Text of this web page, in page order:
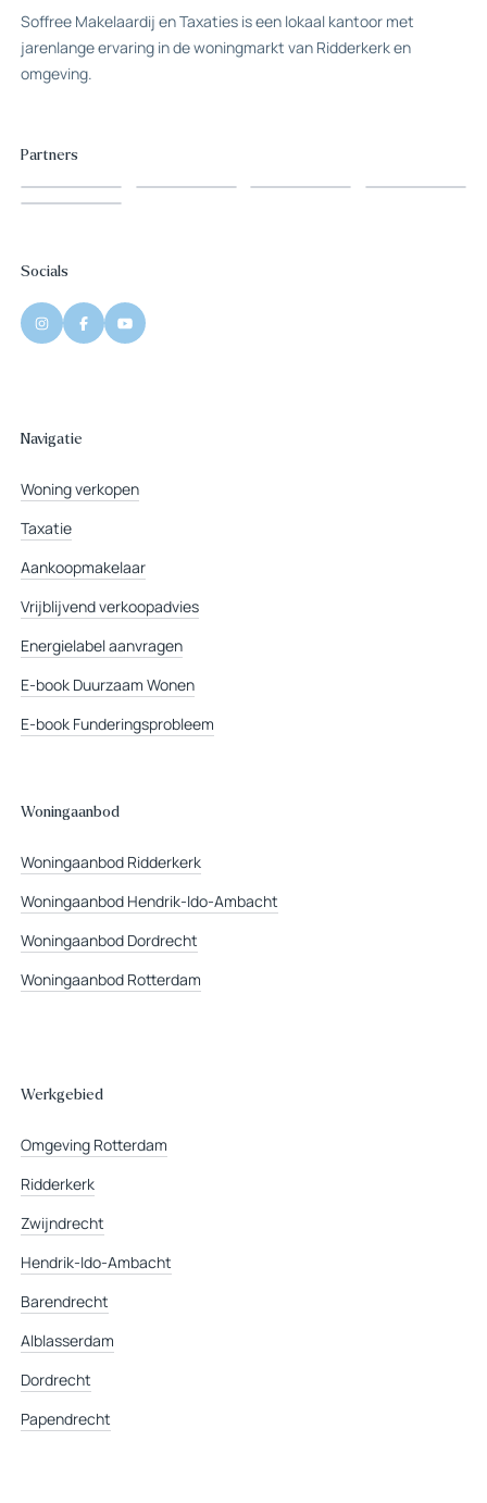
Soffree Makelaardij en Taxaties is een lokaal kantoor met
jarenlange ervaring in de woningmarkt van Ridderkerk en
omgeving.
Partners
Socials
Navigatie
Woning verkopen
Taxatie
Aankoopmakelaar
Vrijblijvend verkoopadvies
Energielabel aanvragen
E-book Duurzaam Wonen
E-book Funderingsprobleem
Woningaanbod
Woningaanbod Ridderkerk
Woningaanbod Hendrik-Ido-Ambacht
Woningaanbod Dordrecht
Woningaanbod Rotterdam
Werkgebied
Omgeving Rotterdam
Ridderkerk
Zwijndrecht
Hendrik-Ido-Ambacht
Barendrecht
Alblasserdam
Dordrecht
Papendrecht